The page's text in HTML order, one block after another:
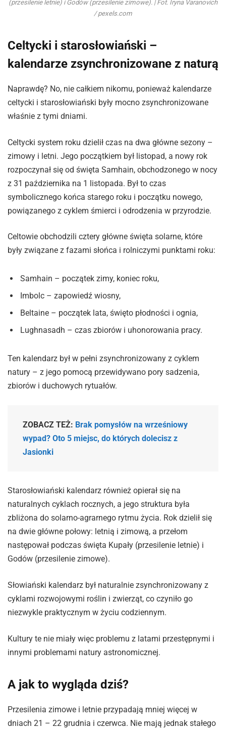
(przesilenie letnie) i Godów (przesilenie zimowe). | Fot. Iryna Varanovich
/ pexels.com
Celtycki i starosłowiański –
kalendarze zsynchronizowane z naturą
Naprawdę? No, nie całkiem nikomu, ponieważ kalendarze
celtycki i starosłowiański były mocno zsynchronizowane
właśnie z tymi dniami.
Celtycki system roku dzielił czas na dwa główne sezony –
zimowy i letni. Jego początkiem był listopad, a nowy rok
rozpoczynał się od święta Samhain, obchodzonego w nocy
z 31 października na 1 listopada. Był to czas
symbolicznego końca starego roku i początku nowego,
powiązanego z cyklem śmierci i odrodzenia w przyrodzie.
Celtowie obchodzili cztery główne święta solarne, które
były związane z fazami słońca i rolniczymi punktami roku:
Samhain – początek zimy, koniec roku,
Imbolc – zapowiedź wiosny,
Beltaine – początek lata, święto płodności i ognia,
Lughnasadh – czas zbiorów i uhonorowania pracy.
Ten kalendarz był w pełni zsynchronizowany z cyklem
natury – z jego pomocą przewidywano pory sadzenia,
zbiorów i duchowych rytuałów.
ZOBACZ TEŻ: Brak pomysłów na wrześniowy
wypad? Oto 5 miejsc, do których dolecisz z
Jasionki
Starosłowiański kalendarz również opierał się na
naturalnych cyklach rocznych, a jego struktura była
zbliżona do solarno-agrarnego rytmu życia. Rok dzielił się
na dwie główne połowy: letnią i zimową, a przełom
następował podczas święta Kupały (przesilenie letnie) i
Godów (przesilenie zimowe).
Słowiański kalendarz był naturalnie zsynchronizowany z
cyklami rozwojowymi roślin i zwierząt, co czyniło go
niezwykle praktycznym w życiu codziennym.
Kultury te nie miały więc problemu z latami przestępnymi i
innymi problemami natury astronomicznej.
A jak to wygląda dziś?
Przesilenia zimowe i letnie przypadają mniej więcej w
dniach 21 – 22 grudnia i czerwca. Nie mają jednak stałego